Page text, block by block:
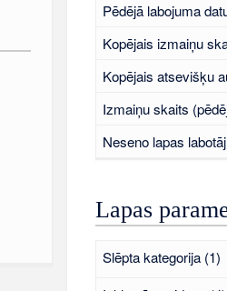
Pēdējā labojuma
Kopējais izmaiņu
Kopējais atsevišķu
Izmaiņu skaits
Neseno lapas
Lapas
Slēpta kategorija (1)